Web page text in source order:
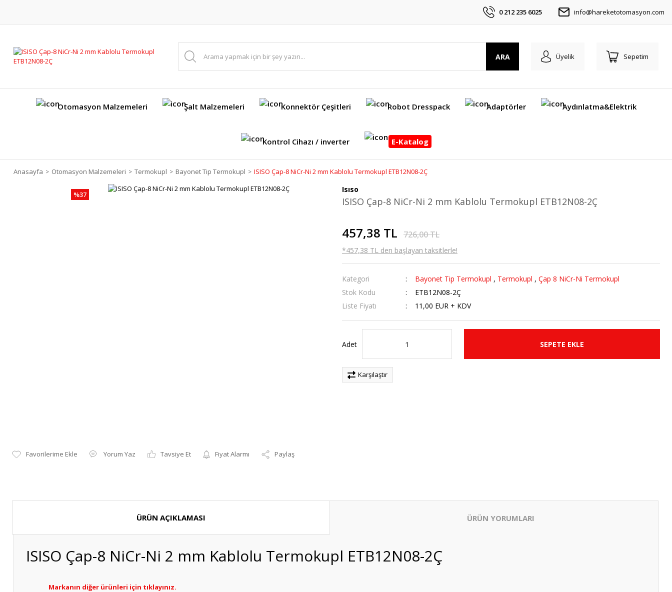
0 212 235 6025 info@hareketotomasyon.com
ARA Üyelik Sepetim
Otomasyon Malzemeleri Şalt Malzemeleri Konnektör Çeşitleri Robot Dresspack Adaptörler Aydınlatma&Elektrik
Kontrol Cihazı / inverter E-Katalog
Anasayfa Otomasyon Malzemeleri Termokupl Bayonet Tip Termokupl ISISO Çap-8 NiCr-Ni 2 mm Kablolu Termokupl ETB12N08-2Ç
%37
Yorum Yaz Tavsiye Et Fiyat Alarmı Paylaş
Isıso
ISISO Çap-8 NiCr-Ni 2 mm Kablolu Termokupl ETB12N08-2Ç
457,38 TL 726,00 TL
*457,38 TL den başlayan taksitlerle!
Kategori Bayonet Tip Termokupl , Termokupl ,Çap 8 NiCr-Ni Termokupl
Stok Kodu
ETB12N08-2Ç
Liste Fiyatı
11,00 EUR + KDV
Adet SEPETE EKLE
Karşılaştır
ÜRÜN AÇIKLAMASI ÜRÜN YORUMLARI
ISISO Çap-8 NiCr-Ni 2 mm Kablolu Termokupl ETB12N08-2Ç
Markanın diğer ürünleri için tıklayınız.